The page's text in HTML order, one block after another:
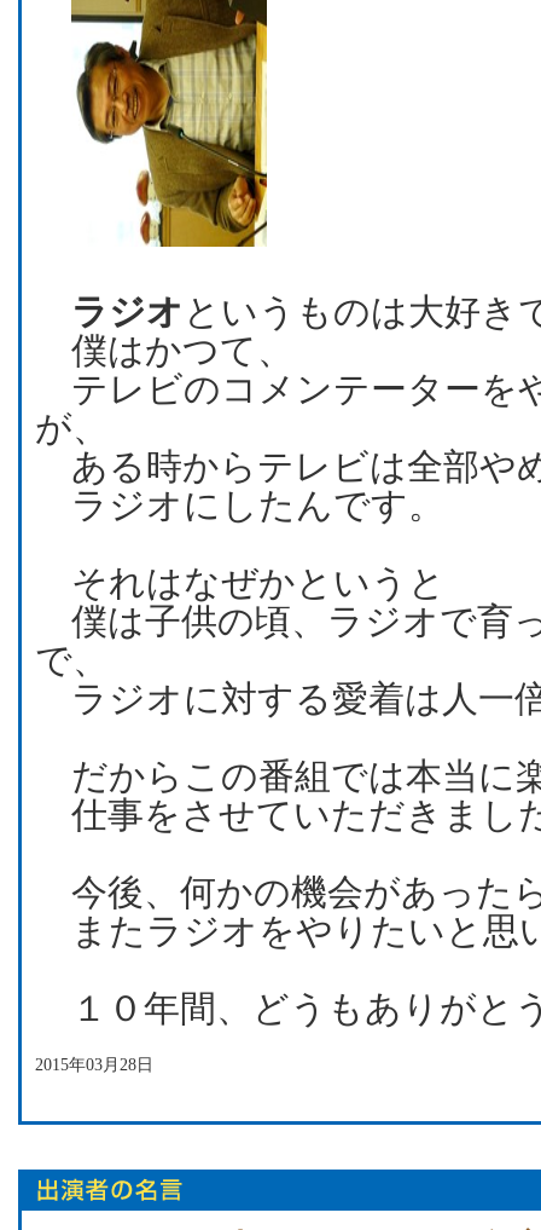
ラジオ というものは大好き
僕はかつて、
テレビのコメンテーターを
が、
ある時からテレビは全部や
ラジオにしたんです。
それはなぜかというと
僕は子供の頃、ラジオで育
で、
ラジオに対する愛着は人一
だからこの番組では本当に
仕事をさせていただきまし
今後、何かの機会があった
またラジオをやりたいと思
１０年間、どうもありがと
2015年03月28日